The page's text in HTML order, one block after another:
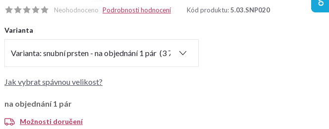
Neohodnoceno Podrobnosti hodnocení Kód produktu:5.03.SNP020
Varianta
Jak vybrat spávnou velikost?
na objednání 1 pár
Možnosti doručení